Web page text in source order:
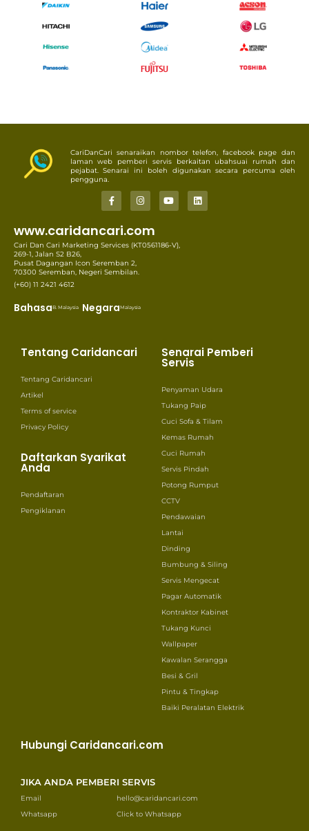
CariDanCari senaraikan nombor telefon, facebook page dan
laman web pemberi servis berkaitan ubahsuai rumah dan
pejabat. Senarai ini boleh digunakan secara percuma oleh
pengguna.
www.caridancari.com
Cari Dan Cari Marketing Services (KT0561186-V),
269-1, Jalan S2 B26,
Pusat Dagangan Icon Seremban 2,
70300 Seremban, Negeri Sembilan.
(+60) 11 2421 4612
BahasaB. Malaysia NegaraMalaysia
Tentang Caridancari
Tentang Caridancari
Artikel
Terms of service
Privacy Policy
Daftarkan Syarikat
Anda
Pendaftaran
Pengiklanan
Senarai Pemberi
Servis
Penyaman Udara
Tukang Paip
Cuci Sofa & Tilam
Kemas Rumah
Cuci Rumah
Servis Pindah
Potong Rumput
CCTV
Pendawaian
Lantai
Dinding
Bumbung & Siling
Servis Mengecat
Pagar Automatik
Kontraktor Kabinet
Tukang Kunci
Wallpaper
Kawalan Serangga
Besi & Gril
Pintu & Tingkap
Baiki Peralatan Elektrik
Hubungi Caridancari.com
JIKA ANDA PEMBERI SERVIS
Email
hello@caridancari.com
Whatsapp
Click to Whatsapp